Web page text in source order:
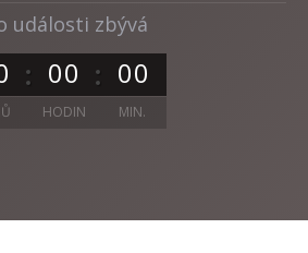
události zbývá
00 00
HODIN MIN.